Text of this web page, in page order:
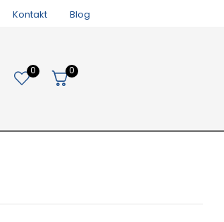
Kontakt Blog
0 0